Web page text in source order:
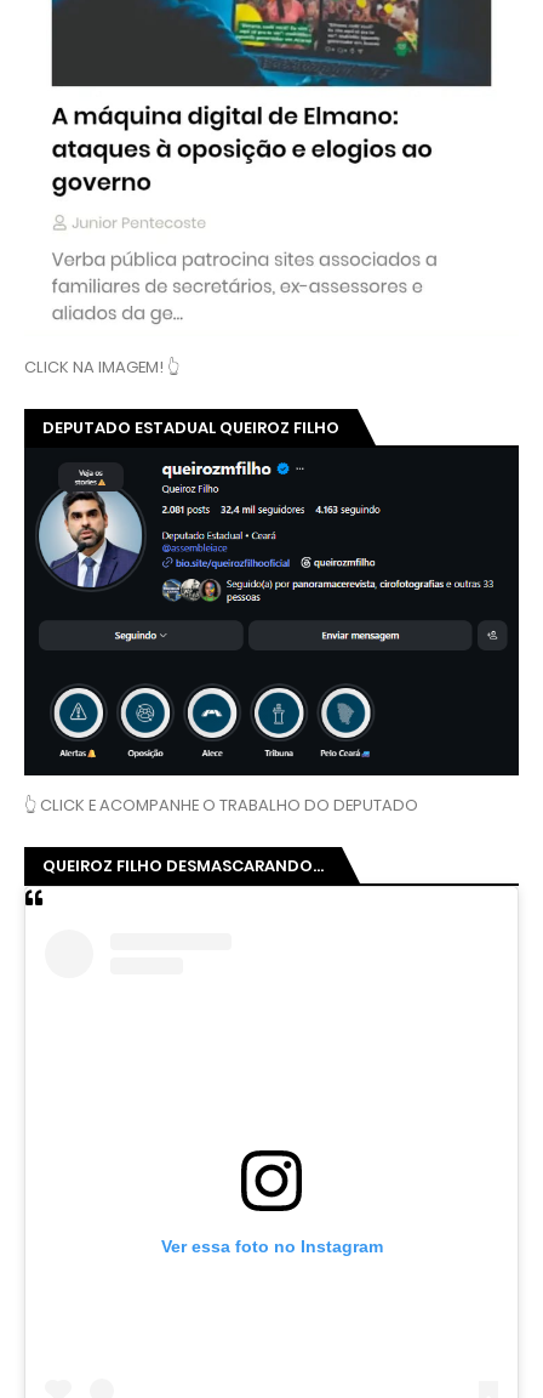
CLICK NA IMAGEM! 👆
DEPUTADO ESTADUAL QUEIROZ FILHO
👆 CLICK E ACOMPANHE O TRABALHO DO DEPUTADO
QUEIROZ FILHO DESMASCARANDO...
Ver essa foto no Instagram